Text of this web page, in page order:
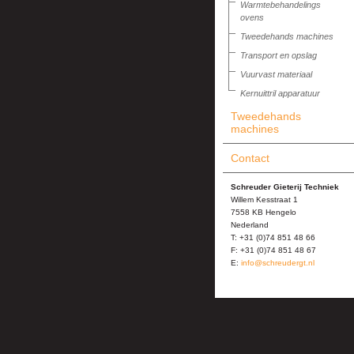
Warmtebehandelings
ovens
Tweedehands machines
Transport en opslag
Vuurvast materiaal
Kernuittril apparatuur
Tweedehands
machines
Contact
Schreuder Gieterij Techniek
Willem Kesstraat 1
7558 KB Hengelo
Nederland
T: +31 (0)74 851 48 66
F: +31 (0)74 851 48 67
E: info@schreudergt.nl